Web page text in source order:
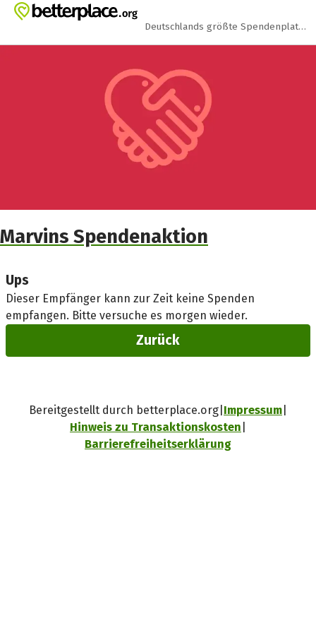
Zum Hauptinhalt springen
Erklärung zur Barrierefreiheit anzeigen
Deutschlands größte Spendenplattform
Marvins Spendenaktion
Ups
Dieser Empfänger kann zur Zeit keine Spenden
empfangen. Bitte versuche es morgen wieder.
Zurück
Bereitgestellt durch betterplace.org Impressum
Hinweis zu Transaktionskosten
Barrierefreiheitserklärung